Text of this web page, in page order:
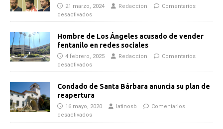
21 marzo, 2024 Redaccion
Comentarios
desactivados
Hombre de Los Ángeles acusado de vender
fentanilo en redes sociales
4 febrero, 2025 Redaccion
Comentarios
desactivados
Condado de Santa Bárbara anuncia su plan de
reapertura
16 mayo, 2020 latinosb
Comentarios
desactivados